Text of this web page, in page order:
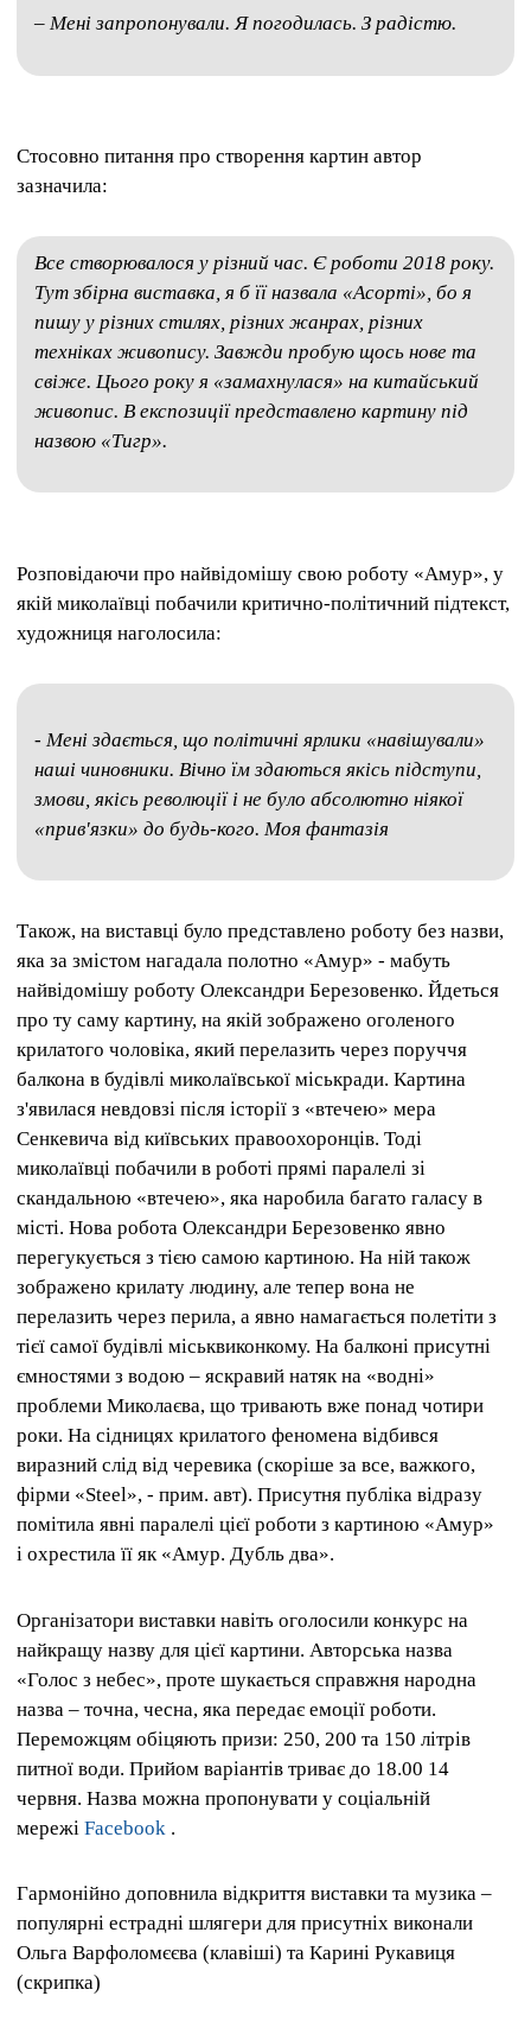
– Мені запропонували. Я погодилась. З радістю.
Стосовно питання про створення картин автор
зазначила:
Все створювалося у різний час. Є роботи 2018 року.
Тут збірна виставка, я б її назвала «Асорті», бо я
пишу у різних стилях, різних жанрах, різних
техніках живопису. Завжди пробую щось нове та
свіже. Цього року я «замахнулася» на китайський
живопис. В експозиції представлено картину під
назвою «Тигр».
Розповідаючи про найвідомішу свою роботу «Амур», у
якій миколаївці побачили критично-політичний підтекст,
художниця наголосила:
- Мені здається, що політичні ярлики «навішували»
наші чиновники. Вічно їм здаються якісь підступи,
змови, якісь революції і не було абсолютно ніякої
«прив'язки» до будь-кого. Моя фантазія
Також, на виставці було представлено роботу без назви,
яка за змістом нагадала полотно «Амур» - мабуть
найвідомішу роботу Олександри Березовенко. Йдеться
про ту саму картину, на якій зображено оголеного
крилатого чоловіка, який перелазить через поруччя
балкона в будівлі миколаївської міськради. Картина
з'явилася невдовзі після історії з «втечею» мера
Сенкевича від київських правоохоронців. Тоді
миколаївці побачили в роботі прямі паралелі зі
скандальною «втечею», яка наробила багато галасу в
місті. Нова робота Олександри Березовенко явно
перегукується з тією самою картиною. На ній також
зображено крилату людину, але тепер вона не
перелазить через перила, а явно намагається полетіти з
тієї самої будівлі міськвиконкому. На балконі присутні
ємностями з водою – яскравий натяк на «водні»
проблеми Миколаєва, що тривають вже понад чотири
роки. На сідницях крилатого феномена відбився
виразний слід від черевика (скоріше за все, важкого,
фірми «Steel», - прим. авт). Присутня публіка відразу
помітила явні паралелі цієї роботи з картиною «Амур»
і охрестила її як «Амур. Дубль два».
Організатори виставки навіть оголосили конкурс на
найкращу назву для цієї картини. Авторська назва
«Голос з небес», проте шукається справжня народна
назва – точна, чесна, яка передає емоції роботи.
Переможцям обіцяють призи: 250, 200 та 150 літрів
питної води. Прийом варіантів триває до 18.00 14
червня. Назва можна пропонувати у соціальній
мережі Facebook .
Гармонійно доповнила відкриття виставки та музика –
популярні естрадні шлягери для присутніх виконали
Ольга Варфоломєєва (клавіші) та Карині Рукавиця
(скрипка)